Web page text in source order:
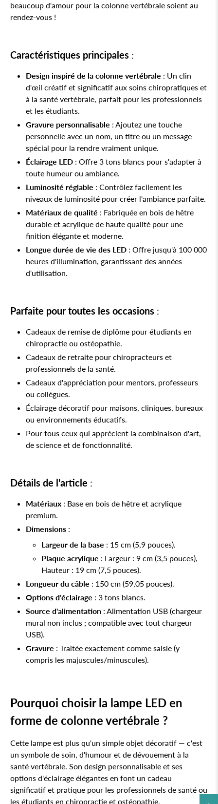
beaucoup d'amour pour la colonne vertébrale soient au
rendez-vous !
Caractéristiques principales :
Design inspiré de la colonne vertébrale : Un clin
d'œil créatif et significatif aux soins chiropratiques et
à la santé vertébrale, parfait pour les professionnels
et les étudiants.
Gravure personnalisable : Ajoutez une touche
personnelle avec un nom, un titre ou un message
spécial pour la rendre vraiment unique.
Éclairage LED : Offre 3 tons blancs pour s'adapter à
toute humeur ou ambiance.
Luminosité réglable : Contrôlez facilement les
niveaux de luminosité pour créer l'ambiance parfaite.
Matériaux de qualité : Fabriquée en bois de hêtre
durable et acrylique de haute qualité pour une
finition élégante et moderne.
Longue durée de vie des LED : Offre jusqu'à 100 000
heures d'illumination, garantissant des années
d'utilisation.
Parfaite pour toutes les occasions :
Cadeaux de remise de diplôme pour étudiants en
chiropractie ou ostéopathie.
Cadeaux de retraite pour chiropracteurs et
professionnels de la santé.
Cadeaux d'appréciation pour mentors, professeurs
ou collègues.
Éclairage décoratif pour maisons, cliniques, bureaux
ou environnements éducatifs.
Pour tous ceux qui apprécient la combinaison d'art,
de science et de fonctionnalité.
Détails de l'article :
Matériaux : Base en bois de hêtre et acrylique
premium.
Dimensions :
Largeur de la base : 15 cm (5,9 pouces).
Plaque acrylique : Largeur : 9 cm (3,5 pouces),
Hauteur : 19 cm (7,5 pouces).
Longueur du câble : 150 cm (59,05 pouces).
Options d'éclairage : 3 tons blancs.
Source d'alimentation : Alimentation USB (chargeur
mural non inclus ; compatible avec tout chargeur
USB).
Gravure : Traitée exactement comme saisie (y
compris les majuscules/minuscules).
Pourquoi choisir la lampe LED en
forme de colonne vertébrale ?
Cette lampe est plus qu'un simple objet décoratif — c'est
un symbole de soin, d'humour et de dévouement à la
santé vertébrale. Son design personnalisable et ses
options d'éclairage élégantes en font un cadeau
significatif et pratique pour les professionnels de santé ou
les étudiants en chiropractie et ostéopathie.